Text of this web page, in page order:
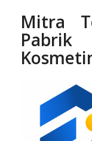
Mitra